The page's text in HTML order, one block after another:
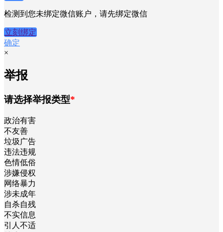
检测到您未绑定微信账户，请先绑定微信
立刻绑定
确定
×
举报
请选择举报类型*
政治有害
不友善
垃圾广告
违法违规
色情低俗
涉嫌侵权
网络暴力
涉未成年
自杀自残
不实信息
引人不适